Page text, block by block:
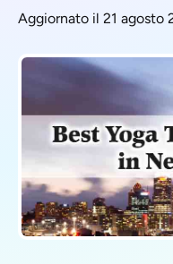
Aggiornato il 21 agosto